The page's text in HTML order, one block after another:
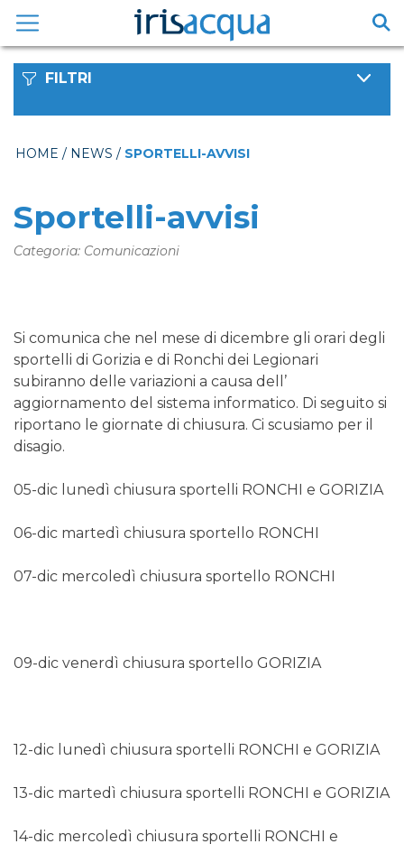
contenuto
FILTRI
HOME / NEWS / SPORTELLI-AVVISI
Sportelli-avvisi
Categoria: Comunicazioni
Si comunica che nel mese di dicembre gli orari degli
sportelli di Gorizia e di Ronchi dei Legionari
subiranno delle variazioni a causa dell’
aggiornamento del sistema informatico. Di seguito si
riportano le giornate di chiusura. Ci scusiamo per il
disagio.
05-dic lunedì chiusura sportelli RONCHI e GORIZIA
06-dic martedì chiusura sportello RONCHI
07-dic mercoledì chiusura sportello RONCHI
09-dic venerdì chiusura sportello GORIZIA
12-dic lunedì chiusura sportelli RONCHI e GORIZIA
13-dic martedì chiusura sportelli RONCHI e GORIZIA
14-dic mercoledì chiusura sportelli RONCHI e